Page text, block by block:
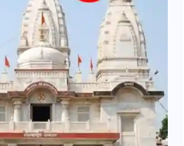
कार्यक्रम में